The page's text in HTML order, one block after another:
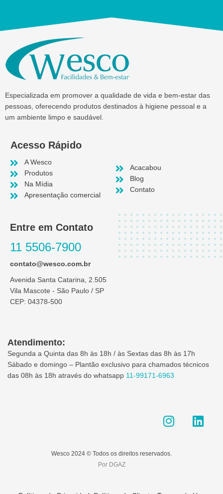
Especializada em promover a qualidade de vida e bem-estar das
pessoas, oferecendo produtos destinados à higiene pessoal e a
um ambiente limpo e saudável.
Acesso Rápido
A Wesco
Produtos
Na Mídia
Apresentação comercial
Acacabou
Blog
Contato
Entre em Contato
11 5506-7900
contato@wesco.com.br
Avenida Santa Catarina, 2.505
Vila Mascote - São Paulo / SP
CEP: 04378-500
Atendimento:
Segunda a Quinta das 8h às 18h / às Sextas das 8h às 17h
Sábado e domingo – Plantão exclusivo para chamados técnicos
das 08h às 18h através do whatsapp 11-99171-6963
n
a
i
Wesco 2024 © Todos os direitos reservados.
Por DGAZ